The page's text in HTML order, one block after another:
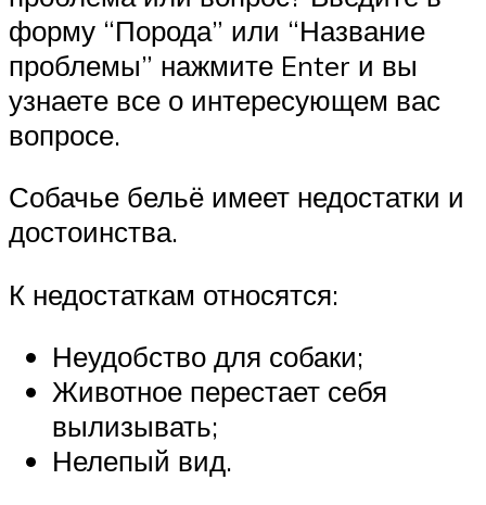
форму “Порода” или “Название
проблемы” нажмите Enter и вы
узнаете все о интересующем вас
вопросе.
Собачье бельё имеет недостатки и
достоинства.
К недостаткам относятся:
Неудобство для собаки;
Животное перестает себя
вылизывать;
Нелепый вид.